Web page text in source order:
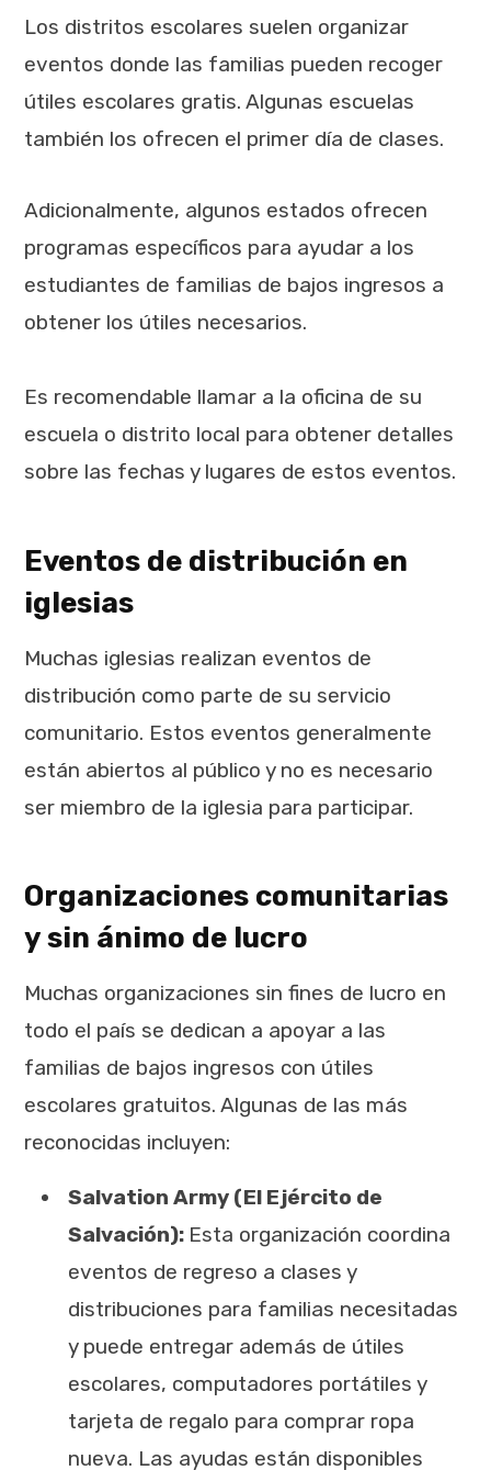
Los distritos escolares suelen organizar
eventos donde las familias pueden recoger
útiles escolares gratis. Algunas escuelas
también los ofrecen el primer día de clases.
Adicionalmente, algunos estados ofrecen
programas específicos para ayudar a los
estudiantes de familias de bajos ingresos a
obtener los útiles necesarios.
Es recomendable llamar a la oficina de su
escuela o distrito local para obtener detalles
sobre las fechas y lugares de estos eventos.
Eventos de distribución en
iglesias
Muchas iglesias realizan eventos de
distribución como parte de su servicio
comunitario. Estos eventos generalmente
están abiertos al público y no es necesario
ser miembro de la iglesia para participar.
Organizaciones comunitarias
y sin ánimo de lucro
Muchas organizaciones sin fines de lucro en
todo el país se dedican a apoyar a las
familias de bajos ingresos con útiles
escolares gratuitos. Algunas de las más
reconocidas incluyen:
Salvation Army (El Ejército de
Salvación): Esta organización coordina
eventos de regreso a clases y
distribuciones para familias necesitadas
y puede entregar además de útiles
escolares, computadores portátiles y
tarjeta de regalo para comprar ropa
nueva. Las ayudas están disponibles